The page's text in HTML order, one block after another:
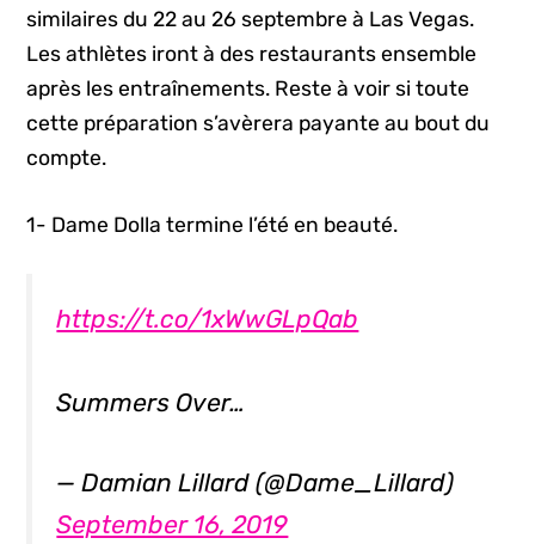
similaires du 22 au 26 septembre à Las Vegas.
Les athlètes iront à des restaurants ensemble
après les entraînements. Reste à voir si toute
cette préparation s’avèrera payante au bout du
compte.
1- Dame Dolla termine l’été en beauté.
https://t.co/1xWwGLpQab
Summers Over…
— Damian Lillard (@Dame_Lillard)
September 16, 2019